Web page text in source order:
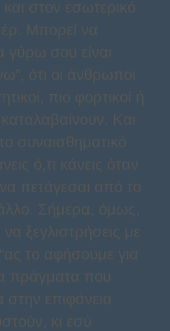
στον εσωτερικό
Μπορεί να
γύρω σου είναι
ότι οι άνθρωποι
πιο φορτικοί ή
Και
συναισθηματικό
ό,τι κάνεις όταν
πετάγεσαι από το
Σήμερα, όμως,
ξεγλιστρήσεις με
το αφήσουμε για
πράγματα που
επιφάνεια
κι εσύ